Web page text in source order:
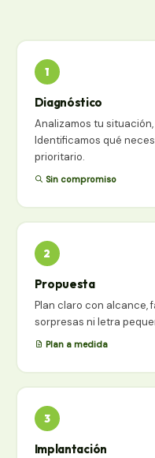
1
Diagnóstico
Analizamos tu
Identificamos qué
prioritario.
Sin compromiso
2
Propuesta
Plan claro con alcance,
sorpresas ni letra
Plan a medida
3
Implantación